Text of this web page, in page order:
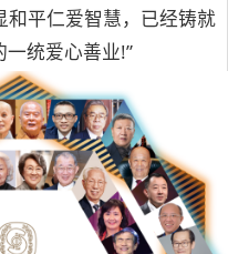
平仁爱智慧，已经铸就
统爱心善业!”